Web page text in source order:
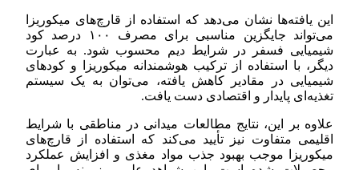
این یافته‌ها نشان می‌دهد که استفاده از قارچ‌های میکوریزا
می‌تواند جایگزین مناسبی برای مصرف ۱۰۰ درصد کود
شیمیایی فسفر در شرایط دیم محسوب شود. به عبارت
دیگر، با استفاده از ترکیب هوشمندانه میکوریزا و کودهای
شیمیایی در مقادیر کاهش یافته، می‌توان به یک سیستم
تغذیه‌ای پایدار و اقتصادی دست یافت.
علاوه بر این، نتایج مطالعات میدانی در مناطقی با شرایط
اقلیمی متفاوت نیز تأیید می‌کند که استفاده از قارچ‌های
میکوریزا موجب بهبود جذب مواد مغذی و افزایش عملکرد